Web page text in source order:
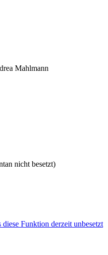
Mahlmann
nicht besetzt)
Funktion derzeit unbesetzt